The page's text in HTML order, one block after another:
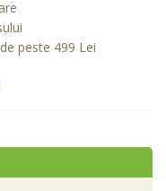
peste 499 Lei